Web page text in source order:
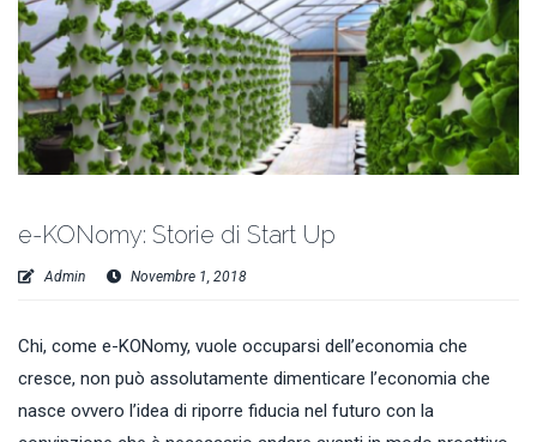
e-KONomy: Storie di Start Up
Admin Novembre 1, 2018
Chi, come e-KONomy, vuole occuparsi dell’economia che
cresce, non può assolutamente dimenticare l’economia che
nasce ovvero l’idea di riporre fiducia nel futuro con la